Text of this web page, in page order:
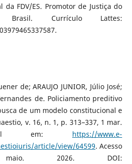
da FDV/ES. Promotor de Justiça do
Brasil. Currículo Lattes:
de; ARAUJO JUNIOR, Júlio José;
de. Policiamento preditivo
de um modelo constitucional e
v. 16, n. 1, p. 313–337, 1 mar.
em: https://www.e-
article/view/64599. Acesso
2026. DOI: